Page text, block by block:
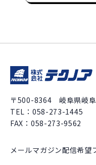
〒500-8364 岐阜県岐
TEL： 058-273-1445
FAX：058-273-9562
メールマガジン配信希望